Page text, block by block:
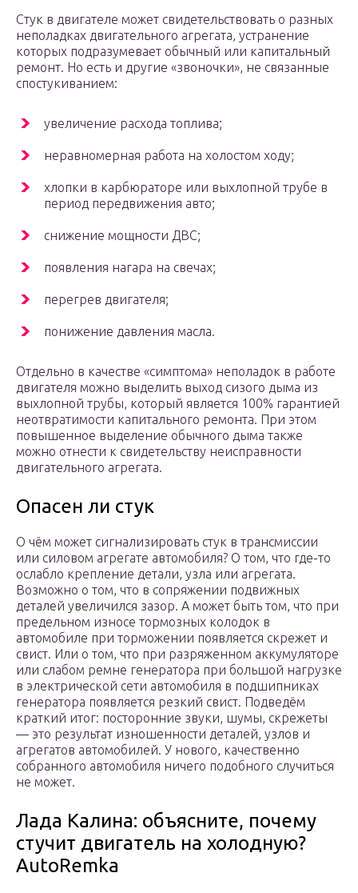
Стук в двигателе может свидетельствовать о разных
неполадках двигательного агрегата, устранение
которых подразумевает обычный или капитальный
ремонт. Но есть и другие «звоночки», не связанные
спостукиванием:
увеличение расхода топлива;
неравномерная работа на холостом ходу;
хлопки в карбюраторе или выхлопной трубе в
период передвижения авто;
снижение мощности ДВС;
появления нагара на свечах;
перегрев двигателя;
понижение давления масла.
Отдельно в качестве «симптома» неполадок в работе
двигателя можно выделить выход сизого дыма из
выхлопной трубы, который является 100% гарантией
неотвратимости капитального ремонта. При этом
повышенное выделение обычного дыма также
можно отнести к свидетельству неисправности
двигательного агрегата.
Опасен ли стук
О чём может сигнализировать стук в трансмиссии
или силовом агрегате автомобиля? О том, что где-то
ослабло крепление детали, узла или агрегата.
Возможно о том, что в сопряжении подвижных
деталей увеличился зазор. А может быть том, что при
предельном износе тормозных колодок в
автомобиле при торможении появляется скрежет и
свист. Или о том, что при разряженном аккумуляторе
или слабом ремне генератора при большой нагрузке
в электрической сети автомобиля в подшипниках
генератора появляется резкий свист. Подведём
краткий итог: посторонние звуки, шумы, скрежеты
— это результат изношенности деталей, узлов и
агрегатов автомобилей. У нового, качественно
собранного автомобиля ничего подобного случиться
не может.
Лада Калина: объясните, почему
стучит двигатель на холодную?
AutoRemka